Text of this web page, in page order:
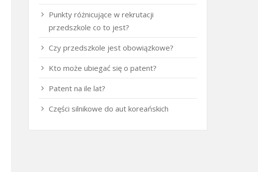
Punkty różnicujące w rekrutacji
przedszkole co to jest?
Czy przedszkole jest obowiązkowe?
Kto może ubiegać się o patent?
Patent na ile lat?
Części silnikowe do aut koreańskich